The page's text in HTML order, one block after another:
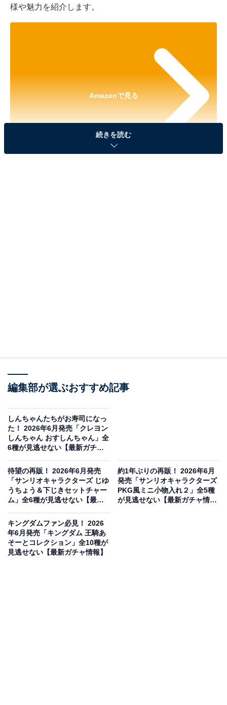
様や魅力を紹介します。
Amazonで見る
サンリオキャラクターズ ローラー付き消しゴム風キーホルダー（画像出
典：ベネリック）
ベネリックから2026年6月に発売される「サンリオキャ
込400円）。全5種のラインアップとなっています。
続きを読む
編集部が選ぶおすすめ記事
しんちゃんたちがお寿司になっ
た！ 2026年6月発売「クレヨン
しんちゃん おすしんちゃん」全
6種が見逃せない【最新ガチャ
待望の再販！ 2026年6月発売
「サンリオキャラクターズ じゆ
うちょう＆下じきセットチャー
ム」全6種が見逃せない【最新
約1年ぶりの再販！ 2026年6月
発売「サンリオキャラクターズ
PKG風ミニ小物入れ２」全5種
が見逃せない【最新ガチャ情
キングダムファン必見！ 2026
年6月発売「キングダム 王騎あ
そーとコレクション」全10種が
見逃せない【最新ガチャ情報】